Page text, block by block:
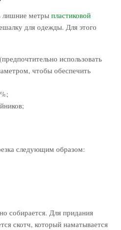
лишние метры пластиковой
для одежды. Для этого
использовать
чтобы обеспечить
следующим образом:
собирается. Для придания
скотч, который наматывается